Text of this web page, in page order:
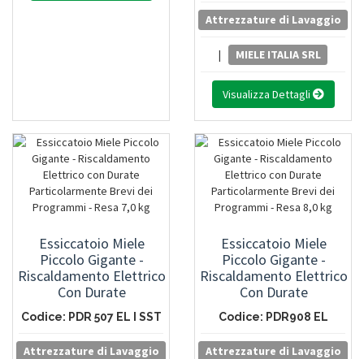
Attrezzature di Lavaggio
| MIELE ITALIA SRL
Visualizza Dettagli
Essiccatoio Miele
Piccolo Gigante -
Riscaldamento Elettrico
Con Durate
Particolarmente Brevi
Dei Programmi - Resa
7,0 Kg
Codice: PDR 507 EL I SST
Attrezzature di Lavaggio
Essiccatoio Miele
Piccolo Gigante -
Riscaldamento Elettrico
Con Durate
Particolarmente Brevi
Dei Programmi - Resa
8,0 Kg
Codice: PDR908 EL
Attrezzature di Lavaggio